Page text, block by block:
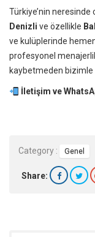
Türkiye’nin neresinde
Denizli ve özellikle
ve kulüplerinde
profesyonel
kaybetmeden bizimle
İletişim ve
Category : Genel
Share: